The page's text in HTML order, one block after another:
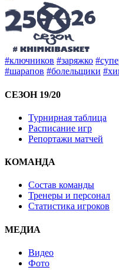
#ключников #заряжко
#шарапов #болельщики
СЕЗОН 19/20
Турнирная таблица
Расписание игр
Репортажи матчей
КОМАНДА
Состав команды
Тренеры и персонал
Статистика игроков
МЕДИА
Видео
Фото